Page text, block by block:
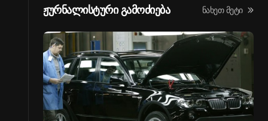
ჟურნალისტური გამოძიება ნახეთ მეტი